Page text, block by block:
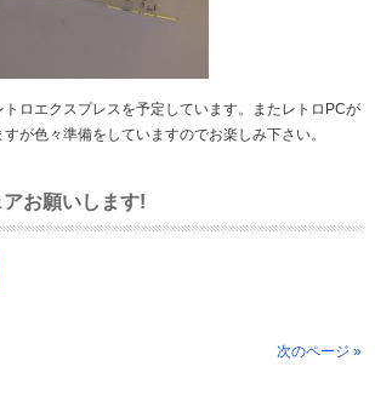
ロエクスプレスを予定しています。またレトロPCが
が色々準備をしていますのでお楽しみ下さい。
お願いします!
次のページ »